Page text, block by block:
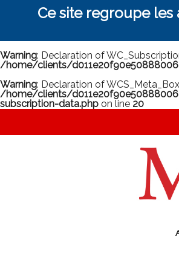
Ce site regroupe les
Warning: Declaration of
/home/clients/
Warning: Declaration of
/home/clients/
subscription-data.php on line 20